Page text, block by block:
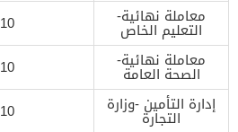
معاملة نهائية-
التعليم الخاص
10 دينار بحريني
معاملة نهائية-
الصحة العامة
10 دينار بحريني
إدارة التأمين -وزارة
التجارة
10 دينار بحريني